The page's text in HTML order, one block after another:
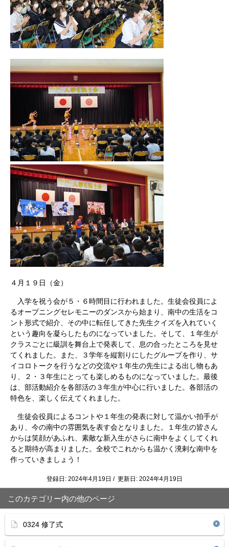
４月１９日（金）
入学を祝う会が５・６時間目に行われました。生徒会役員によ
るオープニングセレモニーのダンスから始まり、南中の生活をコ
ント形式で紹介、その中に転任してきた先生クイズを入れていく
という趣向を凝らしたものになっていました。そして、１年生が
クラスごとに級訓を舞台上で発表して、息の合ったところを見せ
てくれました。また、３学年を縦割りにしたグループを作り、サ
イコロトークを行うなどの交流や１年生の先生による出し物もあ
り、２・３年生にとっても楽しめるものになっていました。最後
は、部活動紹介を各部活の３年生が中心に行いました。各部活の
特色を、楽しく伝えてくれました。
生徒会役員によるコントや１年生の発表に対して温かい拍手が
あり、今の南中の雰囲気を表す会となりました。１年生の皆さん
からは笑顔があふれ、素敵な新入生がさらに南中をよくしてくれ
ると期待が高まりました。全校でこれからも温かく溌剌な南中を
作っていきましょう！
登録日: 2024年4月19日 / 更新日: 2024年4月19日
このカテゴリー内の他のページ
0324 修了式